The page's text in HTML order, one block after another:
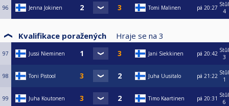
96 Jenna Jokinen Tomi Malinen pá 20:27 Stůl
4
Kvalifikace poražených Hraje se na 3
97 Jussi Nieminen Jani Siekkinen pá 20:42 Stůl
3
98 Toni Pistool Juha Uusitalo pá 21:22 Stůl
1
99 Juha Koutonen Timo Kaartinen pá 20:31 Stůl
6